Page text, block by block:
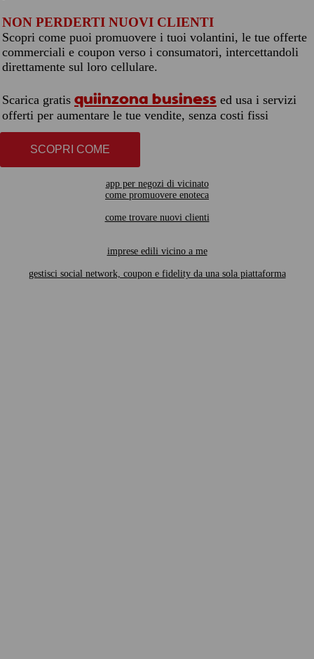
NON PERDERTI NUOVI CLIENTI
Scopri come puoi promuovere i tuoi volantini, le tue offerte
commerciali e coupon verso i consumatori, intercettandoli
direttamente sul loro cellulare.
Scarica gratis quiinzona business ed usa i servizi
offerti per aumentare le tue vendite, senza costi fissi
SCOPRI COME
app per negozi di vicinato
come promuovere enoteca
come trovare nuovi clienti
imprese edili vicino a me
gestisci social network, coupon e fidelity da una sola piattaforma